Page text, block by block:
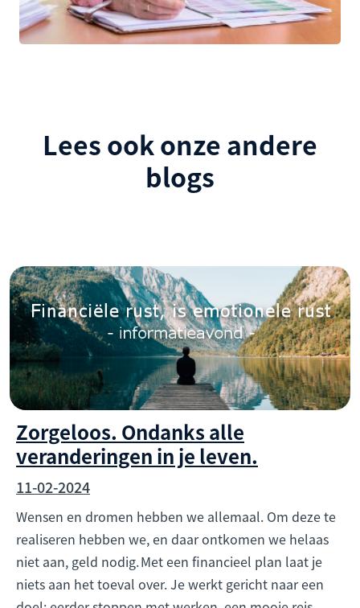
Lees ook onze andere
blogs
Zorgeloos. Ondanks alle
veranderingen in je leven.
11-02-2024
Wensen en dromen hebben we allemaal. Om deze te
realiseren hebben we, en daar ontkomen we helaas
niet aan, geld nodig. Met een financieel plan laat je
niets aan het toeval over. Je werkt gericht naar een